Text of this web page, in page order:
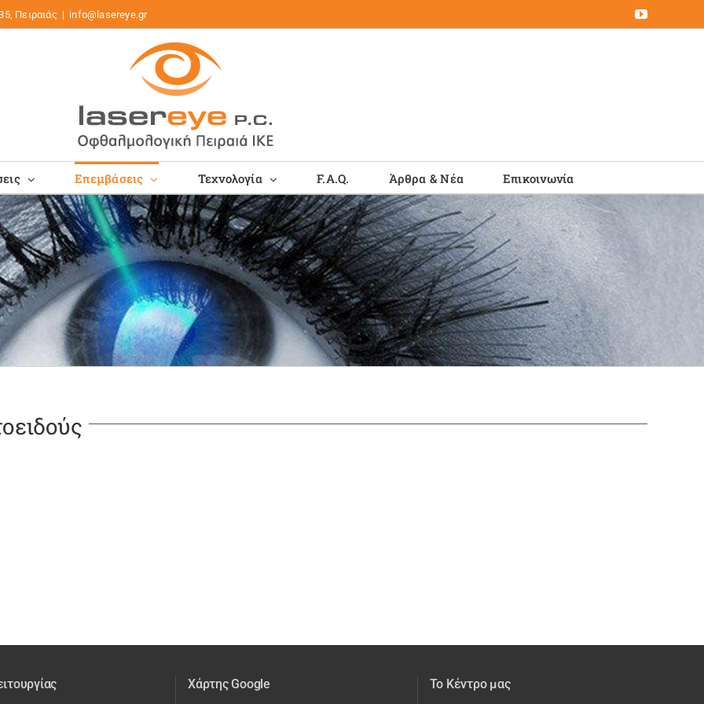
Πειραιάς | info@lasereye.gr YouTube
Επεμβάσεις Τεχνολογία F.A.Q. Άρθρα & Νέα Επικοινωνία
Χάρτης Google Το Κέντρο μας